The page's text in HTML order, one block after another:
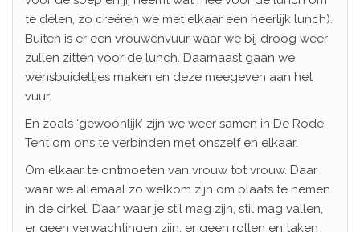
te delen, zo creëren we met elkaar een heerlijk lunch).
Buiten is er een vrouwenvuur waar we bij droog weer
zullen zitten voor de lunch. Daarnaast gaan we
wensbuideltjes maken en deze meegeven aan het
vuur.
En zoals ‘gewoonlijk’ zijn we weer samen in De Rode
Tent om ons te verbinden met onszelf en elkaar.
Om elkaar te ontmoeten van vrouw tot vrouw. Daar
waar we allemaal zo welkom zijn om plaats te nemen
in de cirkel. Daar waar je stil mag zijn, stil mag vallen,
er geen verwachtingen zijn, er geen rollen en taken